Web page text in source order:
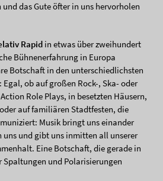
das Gute öfter in uns hervorholen
Rapidin etwas über zweihundert
Bühnenerfahrung in Europa
Botschaft in den unterschiedlichsten
ob auf großen Rock-, Ska- oder
Role Plays, in besetzten Häusern,
auf familiären Stadtfesten, die
Musik bringt uns einander
uns und gibt uns inmitten all unserer
Eine Botschaft, die gerade in
und Polarisierungen